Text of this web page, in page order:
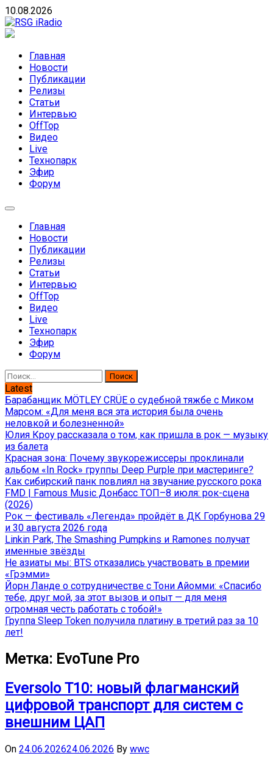
Skip
to
content
10.08.2026
направлений без возрастных ограничений
Главная
Новости
Публикации
Релизы
Статьи
Интервью
OffTop
Видео
Live
Технопарк
Эфир
Форум
Главная
Новости
Публикации
Релизы
Статьи
Интервью
OffTop
Видео
Live
Технопарк
Эфир
Форум
Найти:
Latest
Барабанщик MÖTLEY CRÜE о судебной тяжбе с Миком
Марсом: «Для меня вся эта история была очень
неловкой и болезненной»
Юлия Кроу рассказала о том, как пришла в рок — музыку
из балета
Красная зона: Почему звукорежиссеры проклинали
альбом «In Rock» группы Deep Purple при мастеринге?
Как сибирский панк повлиял на звучание русского рока
FMD | Famous Music Донбасс ТОП–8 июля: рок-сцена
(2026)
Рок — фестиваль «Легенда» пройдёт в ДК Горбунова 29
и 30 августа 2026 года
Linkin Park, The Smashing Pumpkins и Ramones получат
именные звёзды
Не азиаты мы: BTS отказались участвовать в премии
«Грэмми»
Йорн Ланде о сотрудничестве с Тони Айомми: «Спасибо
тебе, друг мой, за этот вызов и опыт — для меня
огромная честь работать с тобой!»
Группа Sleep Token получила платину в третий раз за 10
лет!
Метка: EvoTune Pro
Eversolo T10: новый флагманский
цифровой транспорт для систем с
внешним ЦАП
On 24.06.202624.06.2026 By wwc